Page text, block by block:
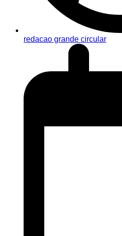
redacao grande circular